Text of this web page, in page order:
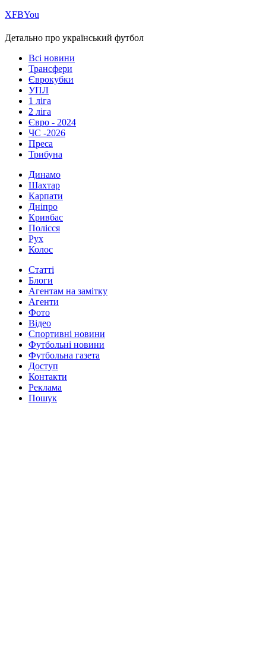
ХFBYou
Детально про український футбол
Всі новини
Трансфери
Єврокубки
УПЛ
1 ліга
2 ліга
Євро - 2024
ЧС -2026
Преса
Трибуна
Динамо
Шахтар
Карпати
Дніпро
Кривбас
Полісся
Рух
Колос
Статті
Блоги
Агентам на замітку
Агенти
Фото
Відео
Спортивні новини
Футбольні новини
Футбольна газета
Доступ
Контакти
Реклама
Пошук